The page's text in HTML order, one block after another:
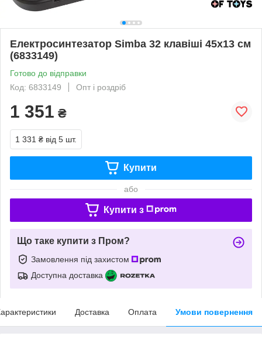
Електросинтезатор Simba 32 клавіші 45х13 см
(6833149)
Готово до відправки
Код: 6833149
Опт і роздріб
1 351 ₴
1 331 ₴ від 5 шт.
Купити
або
Купити з
Що таке купити з Пром?
Замовлення під захистом
Доступна доставка
Доставка Оплата Умови повернення